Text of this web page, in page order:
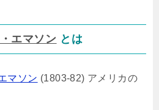
エマソン とは
マソン (1803-82) アメリカの